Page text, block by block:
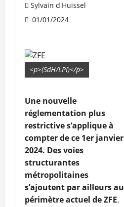
Sylvain d'Huissel
01/01/2024
<p>(SdH/LPI)</p>
Une nouvelle
réglementation plus
restrictive s’applique à
compter de ce 1er janvier
2024. Des voies
structurantes
métropolitaines
s’ajoutent par ailleurs au
périmètre actuel de ZFE.